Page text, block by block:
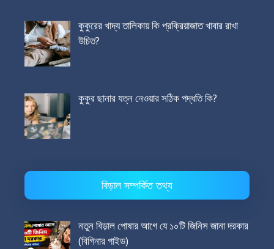
কুকুরের খাদ্য তালিকায় কি প্রক্রিয়াজাত খাবার রাখা
উচিত?
কুকুর ছানার যত্ন নেওয়ার সঠিক পদ্ধতি কি?
বিড়াল সম্পর্কিত তথ্য
নতুন বিড়াল পোষার আগে যে ১০টি জিনিস জানা দরকার
(বিগিনার গাইড)